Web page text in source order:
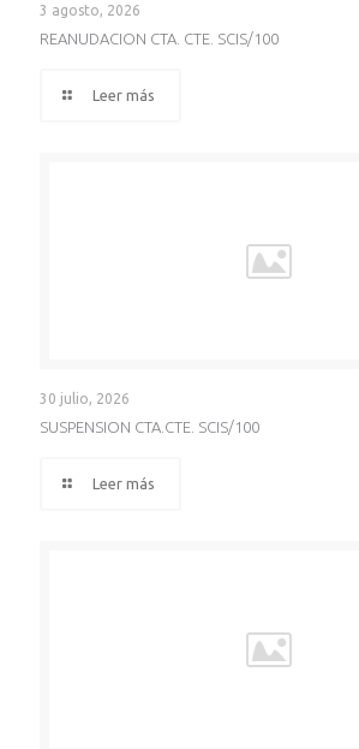
3 agosto, 2026
REANUDACION CTA. CTE. SCIS/100
Leer más
30 julio, 2026
SUSPENSION CTA.CTE. SCIS/100
Leer más